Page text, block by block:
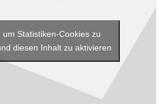
um Statistiken-Cookies zu
diesen Inhalt zu aktivieren